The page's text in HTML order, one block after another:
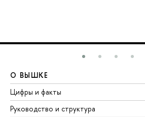
О ВЫШКЕ
Цифры и факты
Руководство и структура